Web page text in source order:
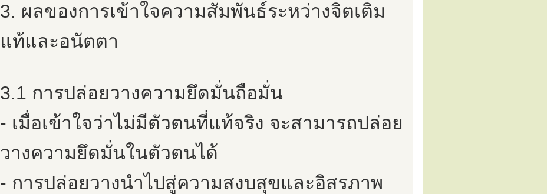
3. ผลของการเข้าใจความสัมพันธ์ระหว่างจิตเติม
แท้และอนัตตา
3.1 การปล่อยวางความยึดมั่นถือมั่น
- เมื่อเข้าใจว่าไม่มีตัวตนที่แท้จริง จะสามารถปล่อย
วางความยึดมั่นในตัวตนได้
- การปล่อยวางนำไปสู่ความสงบสุขและอิสรภาพ